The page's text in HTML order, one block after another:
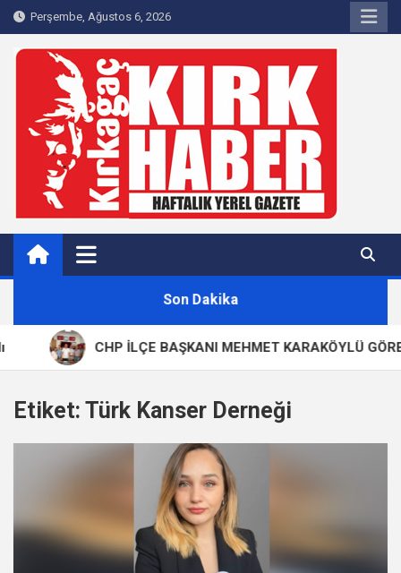
Skip
to
content
Perşembe, Ağustos 6, 2026
Kırkağaç 40Haber
Kırkağaç'ın Yerel Haber Sitesi
Son Dakika
CHP İLÇE BAŞKANI MEHMET KARAKÖYLÜ
Etiket: Türk Kanser Derneği